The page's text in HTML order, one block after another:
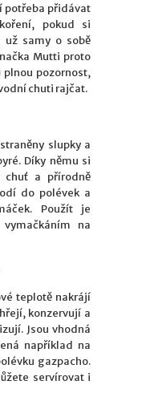
potřeba přidávat
pokud si
už samy o sobě
Mutti proto
plnou pozornost,
chuti rajčat.
slupky a
Díky němu si
chuť a přírodně
do polévek a
Použít je
na
teplotě nakrájí
konzervují a
Jsou vhodná
například na
gazpacho.
servírovat i